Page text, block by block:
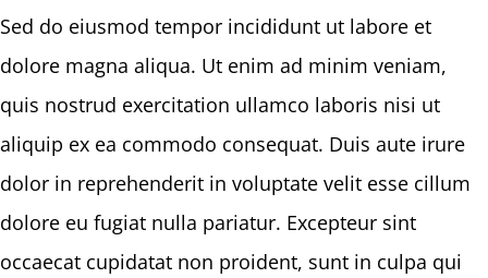
Sed do eiusmod tempor incididunt ut labore et
dolore magna aliqua. Ut enim ad minim veniam,
quis nostrud exercitation ullamco laboris nisi ut
aliquip ex ea commodo consequat. Duis aute irure
dolor in reprehenderit in voluptate velit esse cillum
dolore eu fugiat nulla pariatur. Excepteur sint
occaecat cupidatat non proident, sunt in culpa qui